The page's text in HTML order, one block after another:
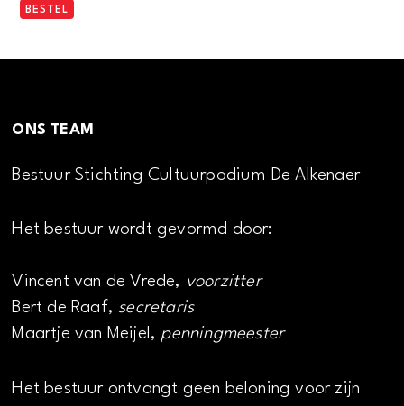
BESTEL
ONS TEAM
Bestuur Stichting Cultuurpodium De Alkenaer
Het bestuur wordt gevormd door:
Vincent van de Vrede, voorzitter
Bert de Raaf, secretaris
Maartje van Meijel, penningmeester
Het bestuur ontvangt geen beloning voor zijn